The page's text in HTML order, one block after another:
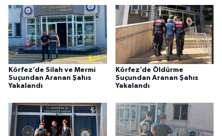
Körfez’de Silah ve Mermi
Suçundan Aranan Şahıs
Yakalandı
Körfez’de Öldürme
Suçundan Aranan Şahıs
Yakalandı